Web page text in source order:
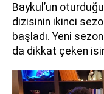
Baykul’un
dizisinin ikinci
başladı. Yeni
da dikkat çeken